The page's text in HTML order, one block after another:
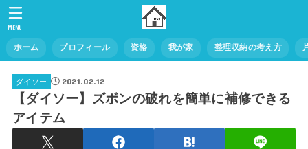
ホーム プロフィール 資格 我が家 整理収納の考え方
MENU
ダイソー 2021.02.12
【ダイソー】ズボンの破れを簡単に補修できる
アイテム